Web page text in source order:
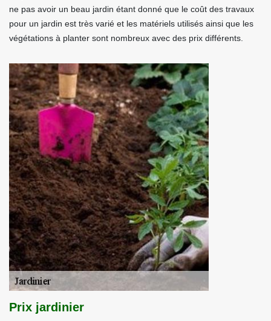
ne pas avoir un beau jardin étant donné que le coût des travaux
pour un jardin est très varié et les matériels utilisés ainsi que les
végétations à planter sont nombreux avec des prix différents.
Prix jardinier